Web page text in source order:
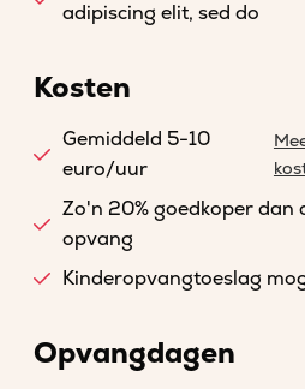
adipiscing elit, sed do
Kosten
Gemiddeld 5-10
euro/uur
Zo'n 20% goedkoper dan
opvang
Kinderopvangtoeslag
Opvangdagen